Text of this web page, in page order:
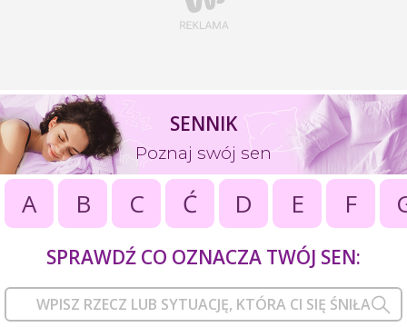
SENNIK
Poznaj swój sen
A B C Ć D E F
SPRAWDŹ CO OZNACZA TWÓJ SEN: